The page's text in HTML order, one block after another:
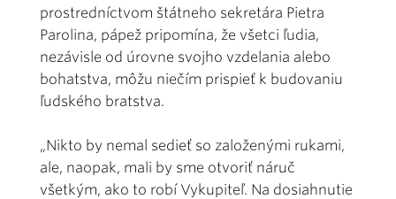
prostredníctvom štátneho sekretára Pietra
Parolina, pápež pripomína, že všetci ľudia,
nezávisle od úrovne svojho vzdelania alebo
bohatstva, môžu niečím prispieť k budovaniu
ľudského bratstva.
„Nikto by nemal sedieť so založenými rukami,
ale, naopak, mali by sme otvoriť náruč
všetkým, ako to robí Vykupiteľ. Na dosiahnutie